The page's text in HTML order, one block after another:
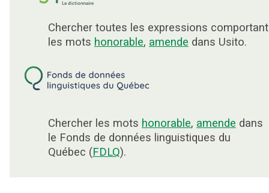
Chercher toutes les expressions comportant
les mots honorable, amende dans Usito.
Chercher les mots honorable, amende dans
le Fonds de données linguistiques du
Québec (FDLQ).